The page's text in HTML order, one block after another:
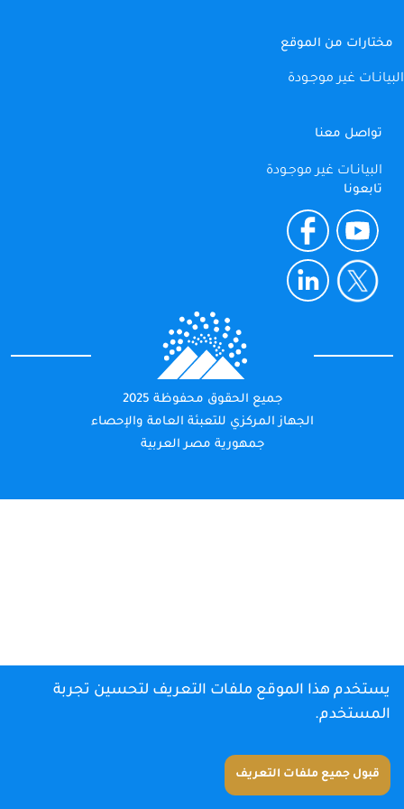
مختارات من الموقع
البيانـات غير موجـودة
تواصل معنا
البيانـات غير موجـودة
تابعونا
جميع الحقوق محفوظة 2025
الجهاز المركزي للتعبئة العامة والإحصاء
جمهورية مصر العربية
يستخدم هذا الموقع ملفات التعريف لتحسين تجربة
المستخدم.
قبول جميع ملفات التعريف